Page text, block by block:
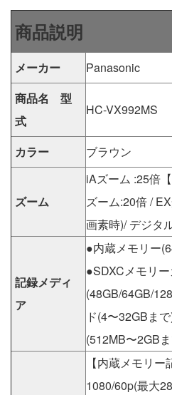
商品説明
メーカー
Panasonic
商品名 型
式
HC-VX992MS
カラー ブラウン
ズーム
iAズーム :25倍
ズーム:20倍 /
画素時)/ デジタ
記録メディ
ア
●内蔵メモリー
●SDXCメモリ
(48GB/64GB/
ド(4〜32GBま
(512MB〜2GB
【内蔵メモリー
1080/60p(最大